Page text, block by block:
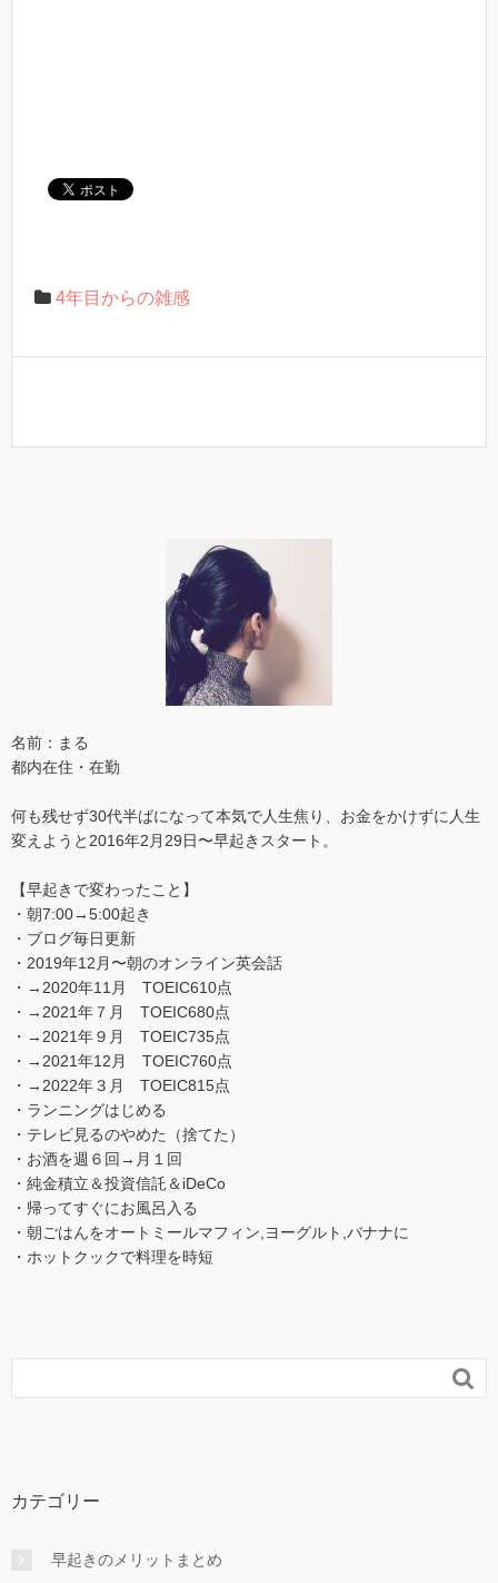
4年目からの雑感
名前：まる
都内在住・在勤
何も残せず30代半ばになって本気で人生焦り、お金をかけずに人生
変えようと2016年2月29日〜早起きスタート。
【早起きで変わったこと】
・朝7:00→5:00起き
・ブログ毎日更新
・2019年12月〜朝のオンライン英会話
・→2020年11月 TOEIC610点
・→2021年７月 TOEIC680点
・→2021年９月 TOEIC735点
・→2021年12月 TOEIC760点
・→2022年３月 TOEIC815点
・ランニングはじめる
・テレビ見るのやめた（捨てた）
・お酒を週６回→月１回
・純金積立＆投資信託＆iDeCo
・帰ってすぐにお風呂入る
・朝ごはんをオートミールマフィン,ヨーグルト,バナナに
・ホットクックで料理を時短

カテゴリー
早起きのメリットまとめ